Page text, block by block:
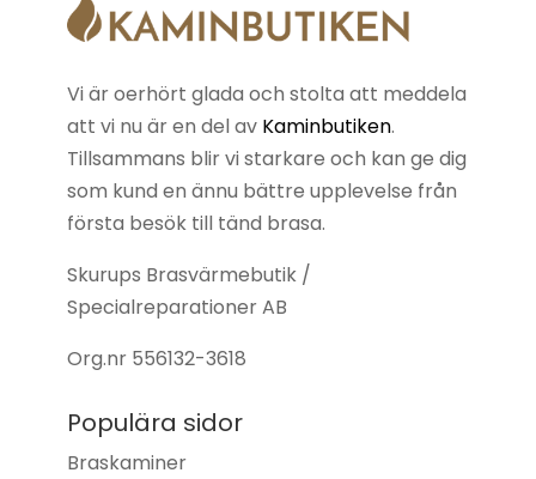
Vi är oerhört glada och stolta att meddela
att vi nu är en del av Kaminbutiken.
Tillsammans blir vi starkare och kan ge dig
som kund en ännu bättre upplevelse från
första besök till tänd brasa.
Skurups Brasvärmebutik /
Specialreparationer AB
Org.nr 556132-3618
Populära sidor
Braskaminer